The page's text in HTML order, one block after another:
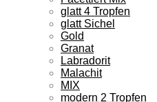
glatt 4 Tropfen
glatt Sichel
Gold
Granat
Labradorit
Malachit
MIX
modern 2 Tropfen